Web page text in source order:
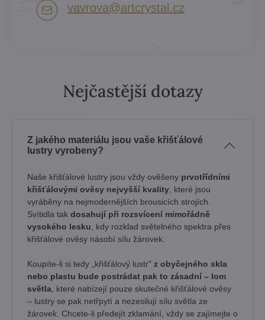
vavrova​@artcrystal​.cz
Nejčastější dotazy
Z jakého materiálu jsou vaše křišťálové
lustry vyrobeny?
Naše křišťálové lustry jsou vždy ověšeny prvotřídními
křišťálovými ověsy nejvyšší kvality , které jsou
vyráběny na nejmodernějších brousicích strojích.
Svítidla tak dosahují při rozsvícení mimořádně
vysokého lesku , kdy rozklad světelného spektra přes
křišťálové ověsy násobí sílu žárovek. ​
Koupíte-li si tedy „křišťálový lustr" z obyčejného skla
nebo plastu bude postrádat pak to zásadní – lom
světla , které nabízejí pouze skutečné křišťálové ověsy
– lustry se pak netřpytí a nezesilují sílu světla ze
žárovek. Chcete-li předejít zklamání, vždy se zajímejte o